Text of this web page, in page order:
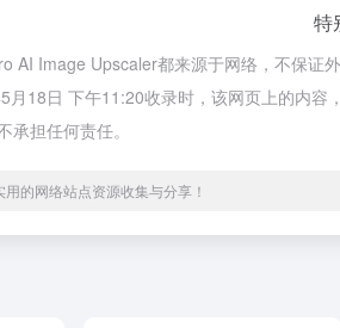
特
AI Image Upscaler都来源于网络，不保证
月18日 下午11:20收录时，该网页上的内
承担任何责任。
的网络站点资源收集与分享！